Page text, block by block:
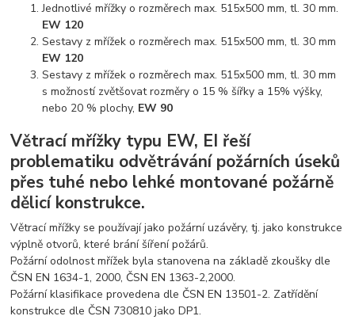
Jednotlivé mřížky o rozměrech max. 515x500 mm, tl. 30 mm.
EW 120
Sestavy z mřížek o rozměrech max. 515x500 mm, tl. 30 mm
EW 120
Sestavy z mřížek o rozměrech max. 515x500 mm, tl. 30 mm
s možností zvětšovat rozměry o 15 % šířky a 15% výšky,
nebo 20 % plochy, EW 90
Větrací mřížky typu EW, EI řeší
problematiku odvětrávání požárních úseků
přes tuhé nebo lehké montované požárně
dělicí konstrukce.
Větrací mřížky se používají jako požární uzávěry, tj. jako konstrukce
výplně otvorů, které brání šíření požárů.
Požární odolnost mřížek byla stanovena na základě zkoušky dle
ČSN EN 1634-1, 2000, ČSN EN 1363-2,2000.
Požární klasifikace provedena dle ČSN EN 13501-2. Zatřídění
konstrukce dle ČSN 730810 jako DP1.